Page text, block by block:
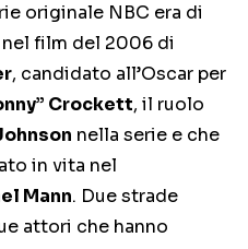
originale NBC era di
nel film del 2006 di
, candidato all’Oscar per
Crockett, il ruolo
nella serie e che
in vita nel
Mann. Due strade
attori che hanno